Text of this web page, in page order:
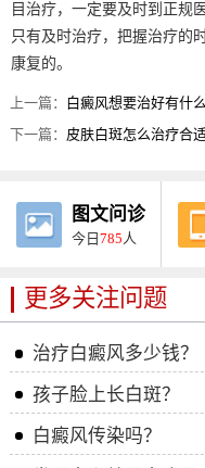
目治疗，一定要及时到正规
只有及时治疗，把握治疗的
康复的。
上一篇： 白癜风想要治好有什
下一篇： 皮肤白斑怎么治疗合
图文问诊
今日785 人
更多关注问题
治疗白癜风多少钱？
孩子脸上长白斑？
白癜风传染吗？